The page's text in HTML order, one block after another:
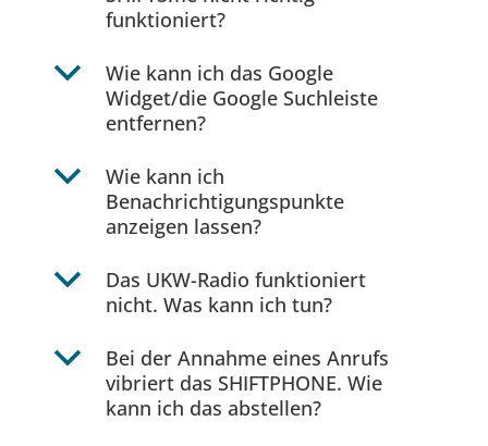
funktioniert?
b
Wie kann ich das Google
Widget/die Google Suchleiste
entfernen?
b
Wie kann ich
Benachrichtigungspunkte
anzeigen lassen?
b
Das UKW-Radio funktioniert
nicht. Was kann ich tun?
b
Bei der Annahme eines Anrufs
vibriert das SHIFTPHONE. Wie
kann ich das abstellen?